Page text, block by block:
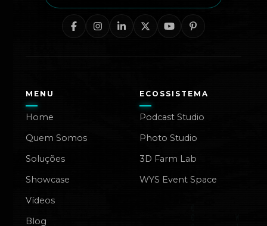
MENU
Home
Quem Somos
Soluções
Showcase
Vídeos
Blog
ECOSSISTEMA
Podcast Studio
Photo Studio
3D Farm Lab
WYS Event Space